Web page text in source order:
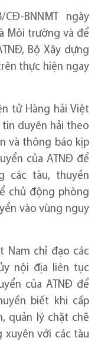
BNNMT ngày
Môi trường và để
Bộ Xây dựng
thực hiện ngay
tử Hàng hải Việt
duyên hải theo
và thông báo kịp
của ATNĐ để
các tàu, thuyền
chủ động phòng
vào vùng nguy
Nam chỉ đạo các
nội địa liên tục
của ATNĐ để
biết khi cấp
quản lý chặt chẽ
xuyên với các tàu